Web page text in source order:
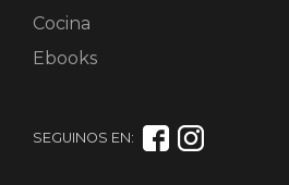
Cocina
Ebooks
SEGUINOS EN: